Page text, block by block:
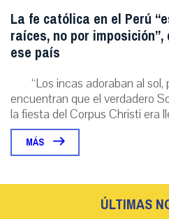
La fe católica en el Perú
raíces, no por
ese país
“Los incas adoraban al
encuentran que el verdadero
la fiesta del Corpus Christi era
MÁS
ÚLTIMAS